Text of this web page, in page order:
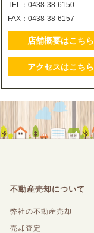
TEL：0438-38-6150
FAX：0438-38-6157
店舗概要はこちら
アクセスはこちら
不動産売却について
弊社の不動産売却
売却査定